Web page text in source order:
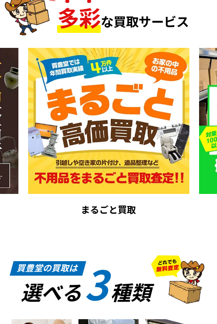
多彩な買取サービス
まるごと買取
買豊堂の買取は
選べる3種類